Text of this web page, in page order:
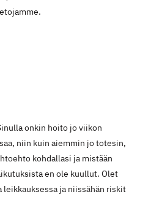
onkin hoito jo viikon
niin kuin aiemmin jo totesin,
kohdallasi ja mistään
en ole kuullut. Olet
ja niissähän riskit